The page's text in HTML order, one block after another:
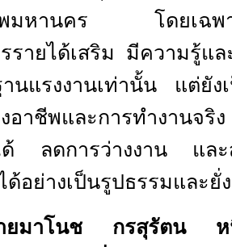
พมหานคร โดยเฉพาะ
รายได้เสริม มีความรู้แ
นแรงงานเท่านั้น แต่ยัง
อาชีพและการทำงานจริ
ด้ ลดการว่างงาน และ
อย่างเป็นรูปธรรมและยั่
ยมาโนช กรสุรัตน หนึ่